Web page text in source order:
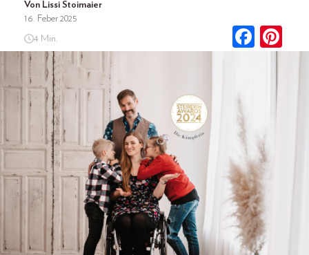
Von Lissi Stoimaier
16. Feber 2025
4 Min.